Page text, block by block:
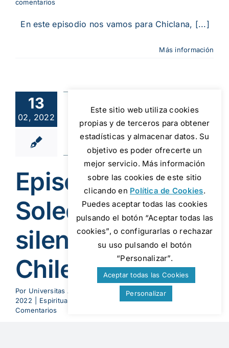
comentarios
En este episodio nos vamos para Chiclana, [...]
Más información
13
02, 2022
2:
y
en la
Episodio 2:
Soledad y
silencio en la
Chile
Por Universitas Albertiana
13 de febrero de
2022
Espiritualidad Soledad y silencio
Comentarios
Este sitio web utiliza cookies
propias y de terceros para obtener
estadísticas y almacenar datos. Su
objetivo es poder ofrecerte un
mejor servicio. Más información
sobre las cookies de este sitio
clicando en Política de Cookies.
Puedes aceptar todas las cookies
pulsando el botón “Aceptar todas las
cookies”, o configurarlas o rechazar
su uso pulsando el botón
“Personalizar”.
Aceptar todas las Cookies
Personalizar